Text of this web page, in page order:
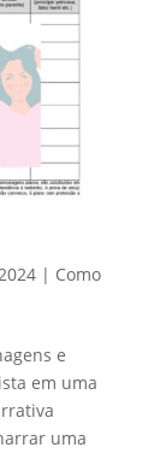
| Como
e
em uma
uma